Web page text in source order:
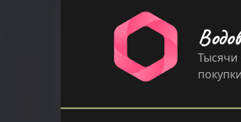
Тысячи
покупки